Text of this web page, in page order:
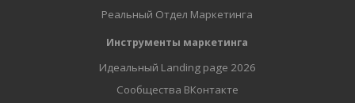
Реальный Отдел Маркетинга
Инструменты маркетинга
Идеальный Landing page 2026
Сообщества ВКонтакте